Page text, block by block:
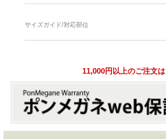
サイズガイド/対応部位
11,000円以上のご注文